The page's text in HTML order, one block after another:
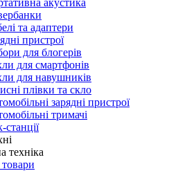
та адаптери
пристрої
для блогерів
для смартфонів
для навушників
плівки та скло
зарядні пристрої
тримачі
станції
техніка
товари